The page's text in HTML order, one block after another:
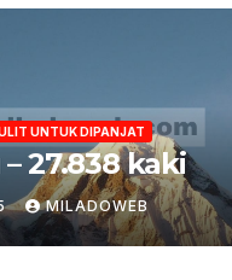
UNTUK DIPANJAT
27.838 kaki
MILADOWEB